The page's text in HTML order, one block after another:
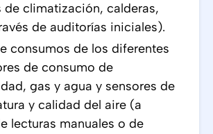
de climatización, calderas,
de auditorías iniciales).
consumos de los diferentes
de consumo de
gas y agua y sensores de
y calidad del aire (a
lecturas manuales o de